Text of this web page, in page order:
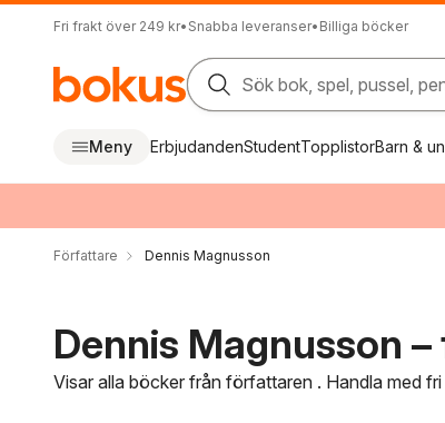
Fri frakt över 249 kr• Snabba leveranser• Billiga böcker
Sök bok, spel, pussel,
Meny ErbjudandenStudentTopplistorBarn &
Författare Dennis Magnusson
Dennis Magnusson
Visar alla böcker från författaren . Handla med